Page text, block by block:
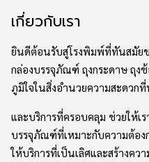
เกี่ยวกับเรา
ยินดีต้อนรับสู่โรงพิมพ์ที่ทันสมัย
กล่องบรรจุภัณฑ์ ถุงกระดาษ ถุง
ภูมิใจในสิ่งอำนวยความสะดวก
และบริการที่ครอบคลุม ช่วยให้เ
บรรจุภัณฑ์ที่เหมาะกับความต้อง
ให้บริการที่เป็นเลิศและสร้างคว